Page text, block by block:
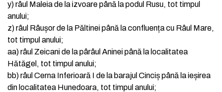
y)râul Maleia de la izvoare până la podul Rusu, tot timpul
anului;
z)râul Râușor de la Păltinei până la confluența cu Râul Mare,
tot timpul anului;
aa)râul Zeicani de la pârâul Aninei până la localitatea
Hătăgel, tot timpul anului;
bb)râul Cerna Inferioară I de la barajul Cinciș până la ieșirea
din localitatea Hunedoara, tot timpul anului;